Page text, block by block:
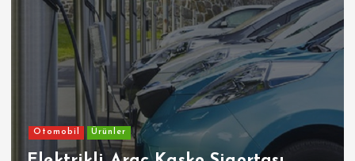
Otomobil